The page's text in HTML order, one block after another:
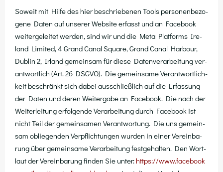
Soweit mit Hil­fe des hier beschrie­be­nen Tools per­so­nen­be­zo­
ge­ne Daten auf unse­rer Web­site erfasst und an Face­book
wei­ter­ge­lei­tet wer­den, sind wir und die Meta Plat­forms Ire­
land Limi­t­ed, 4 Grand Canal Squa­re, Grand Canal Har­bour,
Dub­lin 2, Irland gemein­sam für die­se Daten­ver­ar­bei­tung ver­
ant­wort­lich (Art. 26 DSGVO). Die gemein­sa­me Ver­ant­wort­lich­
keit beschränkt sich dabei aus­schließ­lich auf die Erfas­sung
der Daten und deren Wei­ter­ga­be an Face­book. Die nach der
Wei­ter­lei­tung erfol­gen­de Ver­ar­bei­tung durch Face­book ist
nicht Teil der gemein­sa­men Ver­ant­wor­tung. Die uns gemein­
sam oblie­gen­den Ver­pflich­tun­gen wur­den in einer Ver­ein­ba­
rung über gemein­sa­me Ver­ar­bei­tung fest­ge­hal­ten. Den Wort­
laut der Ver­ein­ba­rung fin­den Sie unter: https://​www​.face​book​